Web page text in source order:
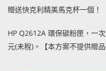
贈送快克利精美馬克杯一個！
HP Q2612A 環保碳粉匣，一
元(未稅)。【本方案不提供贈品